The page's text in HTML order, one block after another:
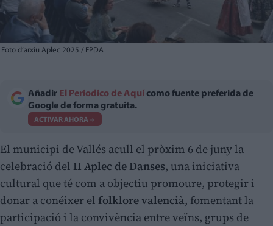
Foto d’arxiu Aplec 2025./ EPDA
Añadir El Periodico de Aquí como fuente preferida de
Google de forma gratuita.
ACTIVAR AHORA
El municipi de Vallés acull el pròxim 6 de juny la
celebració del II Aplec de Danses, una iniciativa
cultural que té com a objectiu promoure, protegir i
donar a conéixer el folklore valencià, fomentant la
participació i la convivència entre veïns, grups de